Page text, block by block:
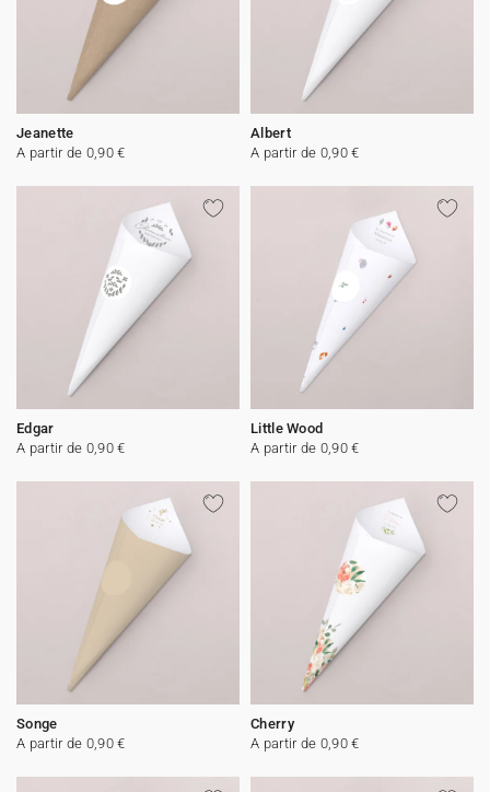
Jeanette
A partir de 0,90 €
Albert
A partir de 0,90 €
Edgar
A partir de 0,90 €
Little Wood
A partir de 0,90 €
Songe
A partir de 0,90 €
Cherry
A partir de 0,90 €